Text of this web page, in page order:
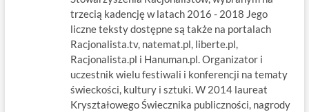
trzecią kadencję w latach 2016 - 2018 Jego
liczne teksty dostępne są także na portalach
Racjonalista.tv, natemat.pl, liberte.pl,
Racjonalista.pl i Hanuman.pl. Organizator i
uczestnik wielu festiwali i konferencji na tematy
świeckości, kultury i sztuki. W 2014 laureat
Kryształowego Świecznika publiczności, nagrody